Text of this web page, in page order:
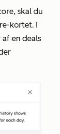
skal du
kortet. I
en deals